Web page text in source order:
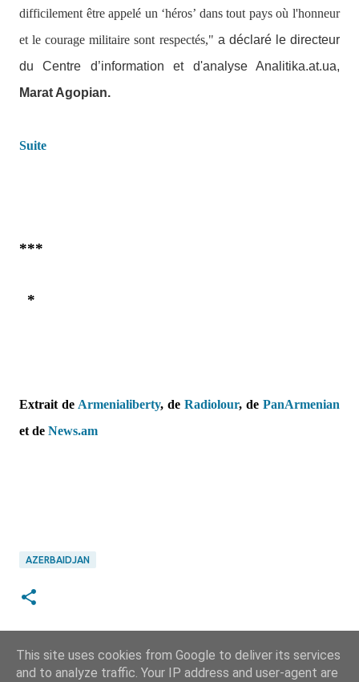
difficilement être appelé un ‘héros’ dans tout pays où l'honneur
et le courage militaire sont respectés," a déclaré le directeur
du Centre d’information et d'analyse Analitika.at.ua,
Marat Agopian.
Suite
***
*
Extrait de Armenialiberty, de Radiolour, de PanArmenian
et de News.am
AZERBAIDJAN
This site uses cookies from Google to deliver its services
and to analyze traffic. Your IP address and user-agent are